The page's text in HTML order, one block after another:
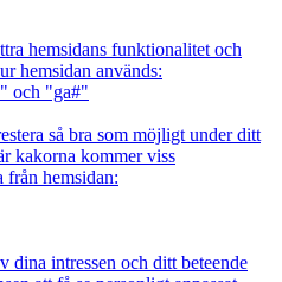
hemsidans funktionalitet och
hemsidan används:
och "ga#"
så bra som möjligt under ditt
kakorna kommer viss
hemsidan:
dina intressen och ditt beteende